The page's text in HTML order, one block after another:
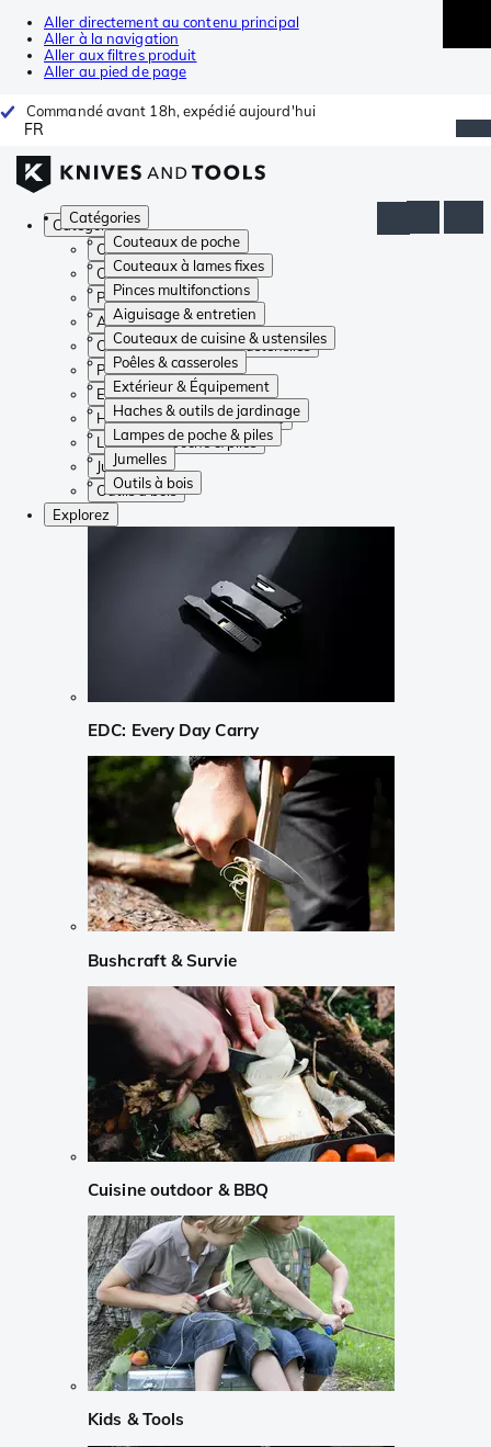
Aller directement au contenu principal
Aller à la navigation
Aller aux filtres produit
Aller au pied de page
Commandé avant 18h, expédié aujourd'hui
FR
Catégories
Couteaux de poche
Couteaux à lames fixes
Pinces multifonctions
Aiguisage & entretien
Couteaux de cuisine & ustensiles
Poêles & casseroles
Extérieur & Équipement
Haches & outils de jardinage
Lampes de poche & piles
Jumelles
Outils à bois
Catégories
Couteaux de poche
Couteaux à lames fixes
Pinces multifonctions
Aiguisage & entretien
Couteaux de cuisine & ustensiles
Poêles & casseroles
Extérieur & Équipement
Haches & outils de jardinage
Lampes de poche & piles
Jumelles
Outils à bois
Explorez
EDC: Every Day Carry
Bushcraft & Survie
Cuisine outdoor & BBQ
Kids & Tools